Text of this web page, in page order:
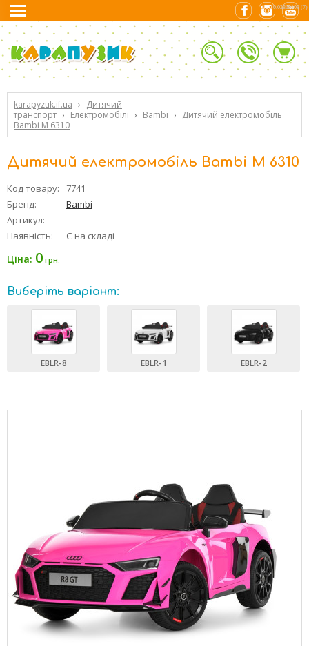
karapyzuk.if.ua › Дитячий
транспорт › Електромобілі › Bambi › Дитячий електромобіль
Bambi M 6310
Дитячий електромобіль Bambi M 6310
Код товару:
7741
Бренд:
Bambi
Артикул:
Наявність:
Є на складі
Ціна: 0 грн.
Виберіть варіант:
EBLR-8 EBLR-1 EBLR-2
0.02819109 (7)